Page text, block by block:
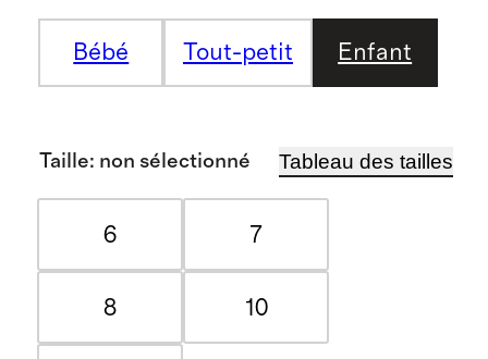
Bébé Tout-petit Enfant
Taille: non sélectionné Tableau des tailles
6 7
8 10